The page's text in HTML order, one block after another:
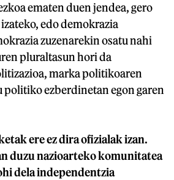
ematen duen jendea, gero
edo demokrazia
zuzenarekin osatu nahi
pluraltasun hori da
marka politikoaren
ezberdinetan egon garen
ere ez dira ofizialak izan.
duzu nazioarteko komunitatea
dela independentzia